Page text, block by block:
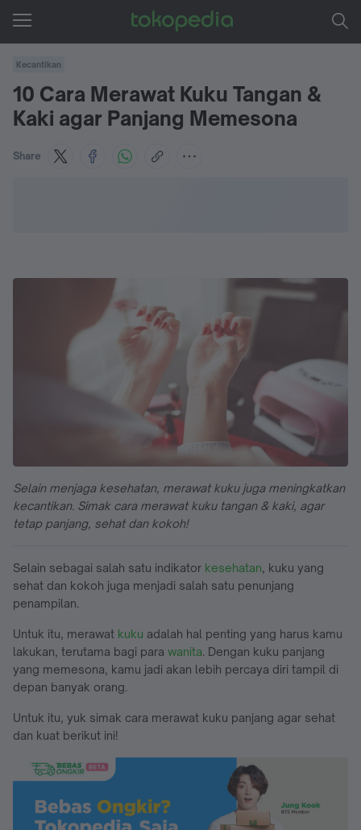
Kecantikan
10 Cara Merawat Kuku Tangan &
Kaki agar Panjang Memesona
Share
Selain menjaga kesehatan, merawat kuku juga meningkatkan
kecantikan. Simak cara merawat kuku tangan & kaki, agar
tetap panjang, sehat dan kokoh!
Selain sebagai salah satu indikator kesehatan, kuku yang
sehat dan kokoh juga menjadi salah satu penunjang
penampilan.
Untuk itu, merawat kuku adalah hal penting yang harus kamu
lakukan, terutama bagi para wanita. Dengan kuku panjang
yang memesona, kamu jadi akan lebih percaya diri tampil di
depan banyak orang.
Untuk itu, yuk simak cara merawat kuku panjang agar sehat
dan kuat berikut ini!